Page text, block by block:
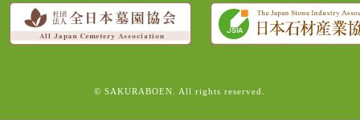
© SAKURABOEN. All rights reserved.